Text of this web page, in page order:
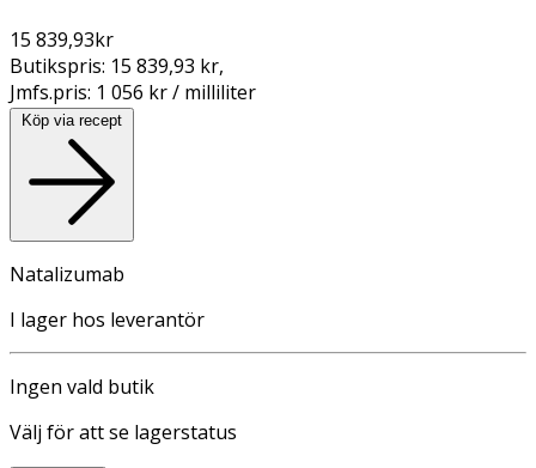
15 839,93kr
Butikspris: 15 839,93 kr,
Jmfs.pris: 1 056 kr / milliliter
Köp via recept
Natalizumab
I lager hos leverantör
Ingen vald butik
Välj för att se lagerstatus